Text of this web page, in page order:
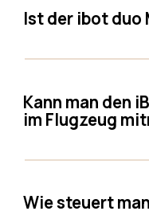
Ist der ibot duo
Kann man den
im Flugzeug
Wie steuert